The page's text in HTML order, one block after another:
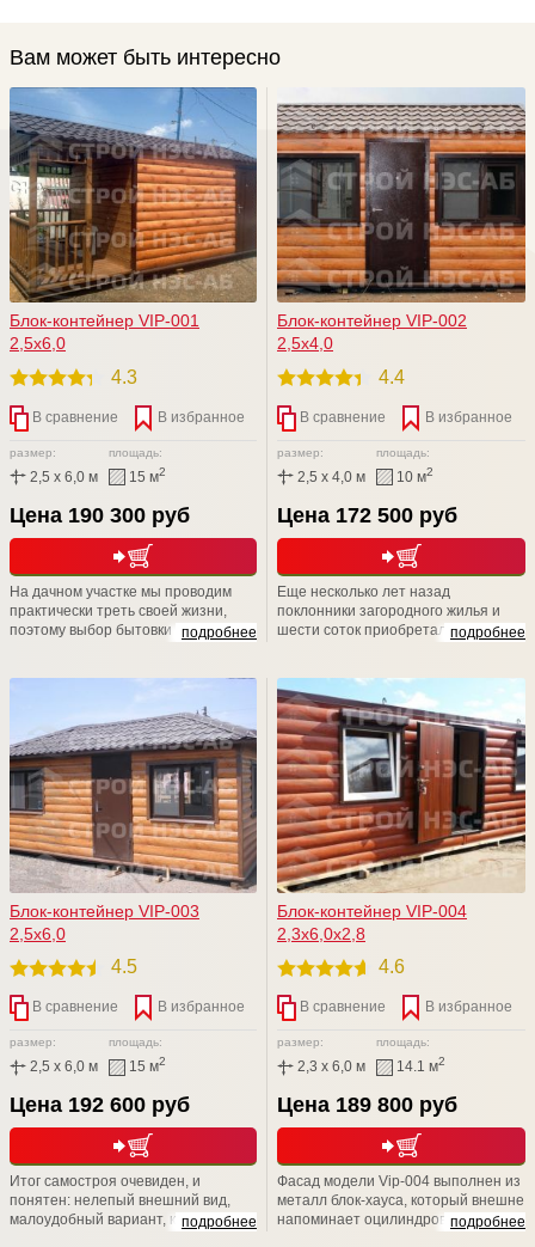
Вам может быть интересно
Блок-контейнер VIP-001
2,5х6,0
4.3
В сравнение В избранное
размер:
2,5 x 6,0 м
площадь:
15 м2
Цена 190 300 руб
подробнее
На дачном участке мы проводим
практически треть своей жизни,
поэтому выбор бытовки -дело
не найдете. Приходите к нам на
Выставочную площадку,
рассмотрите БЫТОВКИ поближе,
уверяем Вас, что Вы не останетесь
равнодушными
Блок-контейнер VIP-002
2,5х4,0
4.4
В сравнение В избранное
размер:
2,5 x 4,0 м
площадь:
10 м2
Цена 172 500 руб
подробнее
Еще несколько лет назад
поклонники загородного жилья и
шести соток приобретали убогие и
несмотря на возможности
современного рынка, люди
отказываются от такой "красоты" и
пытаются решить данный вопрос
собственными силами.
Блок-контейнер VIP-003
2,5х6,0
4.5
В сравнение В избранное
размер:
2,5 x 6,0 м
площадь:
15 м2
Цена 192 600 руб
подробнее
Итог самостроя очевиден, и
понятен: нелепый внешний вид,
малоудобный вариант, кустарная
Блок-контейнер VIP-004
2,3х6,0х2,8
4.6
В сравнение В избранное
размер:
2,3 x 6,0 м
площадь:
14.1 м2
Цена 189 800 руб
подробнее
Фасад модели Vip-004 выполнен из
металл блок-хауса, который внешне
напоминает оцилиндрованное